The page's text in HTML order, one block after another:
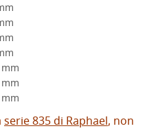
mm
mm
mm
serie 835 di Raphael, non